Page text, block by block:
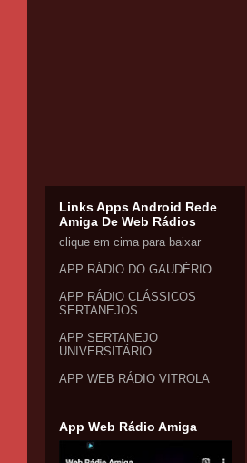
Links Apps Android Rede
Amiga De Web Rádios
clique em cima para baixar
APP RÁDIO DO GAUDÉRIO
APP RÁDIO CLÁSSICOS
SERTANEJOS
APP SERTANEJO
UNIVERSITÁRIO
APP WEB RÁDIO VITROLA
App Web Rádio Amiga